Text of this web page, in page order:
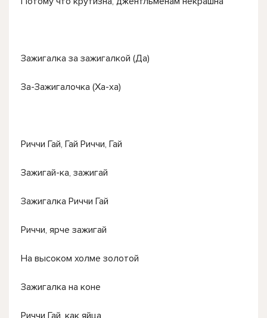
Зажигалка за зажигалкой (Да)
За-Зажигалочка (Ха-ха)
Риччи Гай, Гай Риччи, Гай
Зажигай-ка, зажигай
Зажигалка Риччи Гай
Риччи, ярче зажигай
На высоком холме золотой
Зажигалка на коне
Риччи Гай, как яйца